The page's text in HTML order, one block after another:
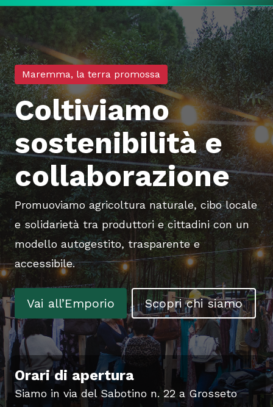
Maremma, la terra promossa
Coltiviamo
sostenibilità e
collaborazione
Promuoviamo agricoltura naturale, cibo locale
e solidarietà tra produttori e cittadini con un
modello autogestito, trasparente e
accessibile.
Vai all’Emporio Scopri chi siamo
Orari di apertura
Siamo in via del Sabotino n. 22 a Grosseto